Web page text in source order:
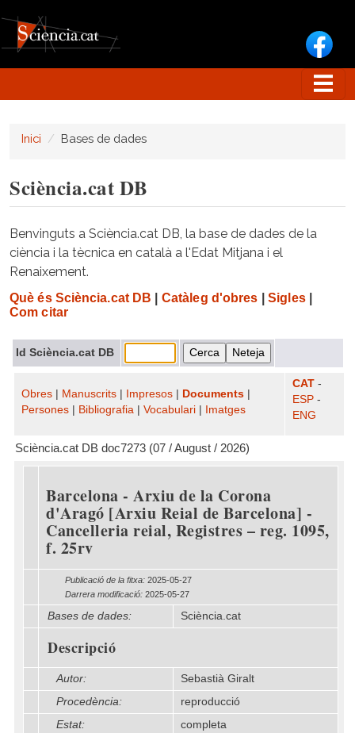
Inici Bases de dades
Sciència.cat DB
Benvinguts a Sciència.cat DB, la base de dades de la
ciència i la tècnica en català a l'Edat Mitjana i el
Renaixement.
Què és Sciència.cat DB Catàleg d'obres Sigles|
Com citar
Id Sciència.cat DB
Obres Manuscrits Impresos Documents
Persones
Bibliografia Vocabulari Imatges
CAT -
ESP -
ENG
Sciència.cat DB doc7273 (07 / August / 2026)
Barcelona - Arxiu de la Corona
d'Aragó [Arxiu Reial de Barcelona] -
Cancelleria reial, Registres – reg. 1095,
f. 25rv
Publicació de la fitxa: 2025-05-27
Darrera modificació: 2025-05-27
Bases de dades: Sciència.cat
Descripció
Autor:
Sebastià Giralt
Procedència:
reproducció
Estat:
completa